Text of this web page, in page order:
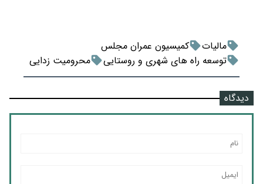
مالیات
کمیسیون عمران مجلس
توسعه راه های شهری و روستایی
محرومیت زدایی
دیدگاه